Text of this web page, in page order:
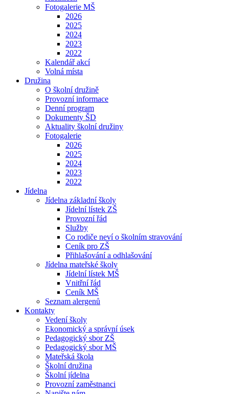
Fotogalerie MŠ
2026
2025
2024
2023
2022
Kalendář akcí
Volná místa
Družina
O školní družině
Provozní informace
Denní program
Dokumenty ŠD
Aktuality školní družiny
Fotogalerie
2026
2025
2024
2023
2022
Jídelna
Jídelna základní školy
Jídelní lístek ZŠ
Provozní řád
Služby
Co rodiče neví o školním stravování
Ceník pro ZŠ
Přihlašování a odhlašování
Jídelna mateřské školy
Jídelní lístek MŠ
Vnitřní řád
Ceník MŠ
Seznam alergenů
Kontakty
Vedení školy
Ekonomický a správní úsek
Pedagogický sbor ZŠ
Pedagogický sbor MŠ
Mateřská škola
Školní družina
Školní jídelna
Provozní zaměstnanci